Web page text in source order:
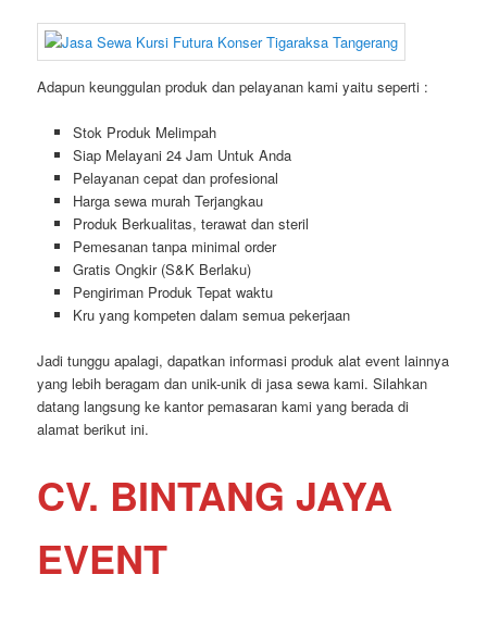
Adapun keunggulan produk dan pelayanan kami yaitu seperti :
Stok Produk Melimpah
Siap Melayani 24 Jam Untuk Anda
Pelayanan cepat dan profesional
Harga sewa murah Terjangkau
Produk Berkualitas, terawat dan steril
Pemesanan tanpa minimal order
Gratis Ongkir (S&K Berlaku)
Pengiriman Produk Tepat waktu
Kru yang kompeten dalam semua pekerjaan
Jadi tunggu apalagi, dapatkan informasi produk alat event lainnya
yang lebih beragam dan unik-unik di jasa sewa kami. Silahkan
datang langsung ke kantor pemasaran kami yang berada di
alamat berikut ini.
CV. BINTANG JAYA
EVENT